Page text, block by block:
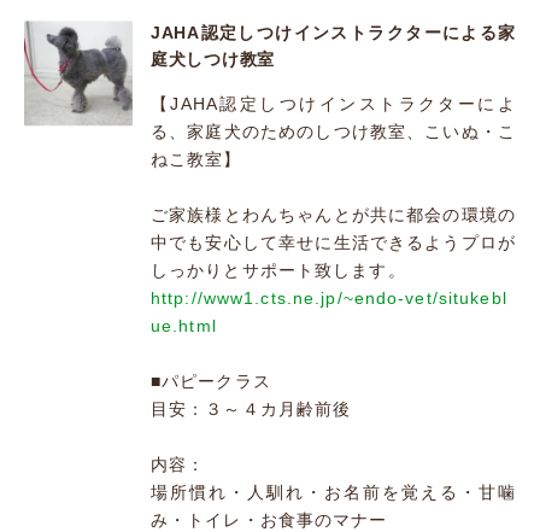
JAHA認定しつけインストラクターによる家
庭犬しつけ教室
【JAHA認定しつけインストラクターによ
る、家庭犬のためのしつけ教室、こいぬ・こ
ねこ教室】
ご家族様とわんちゃんとが共に都会の環境の
中でも安心して幸せに生活できるようプロが
しっかりとサポート致します。
http://www1.cts.ne.jp/~endo-vet/situkebl
ue.html
■パピークラス
目安：３～４カ月齢前後
内容：
場所慣れ・人馴れ・お名前を覚える・甘噛
み・トイレ・お食事のマナー